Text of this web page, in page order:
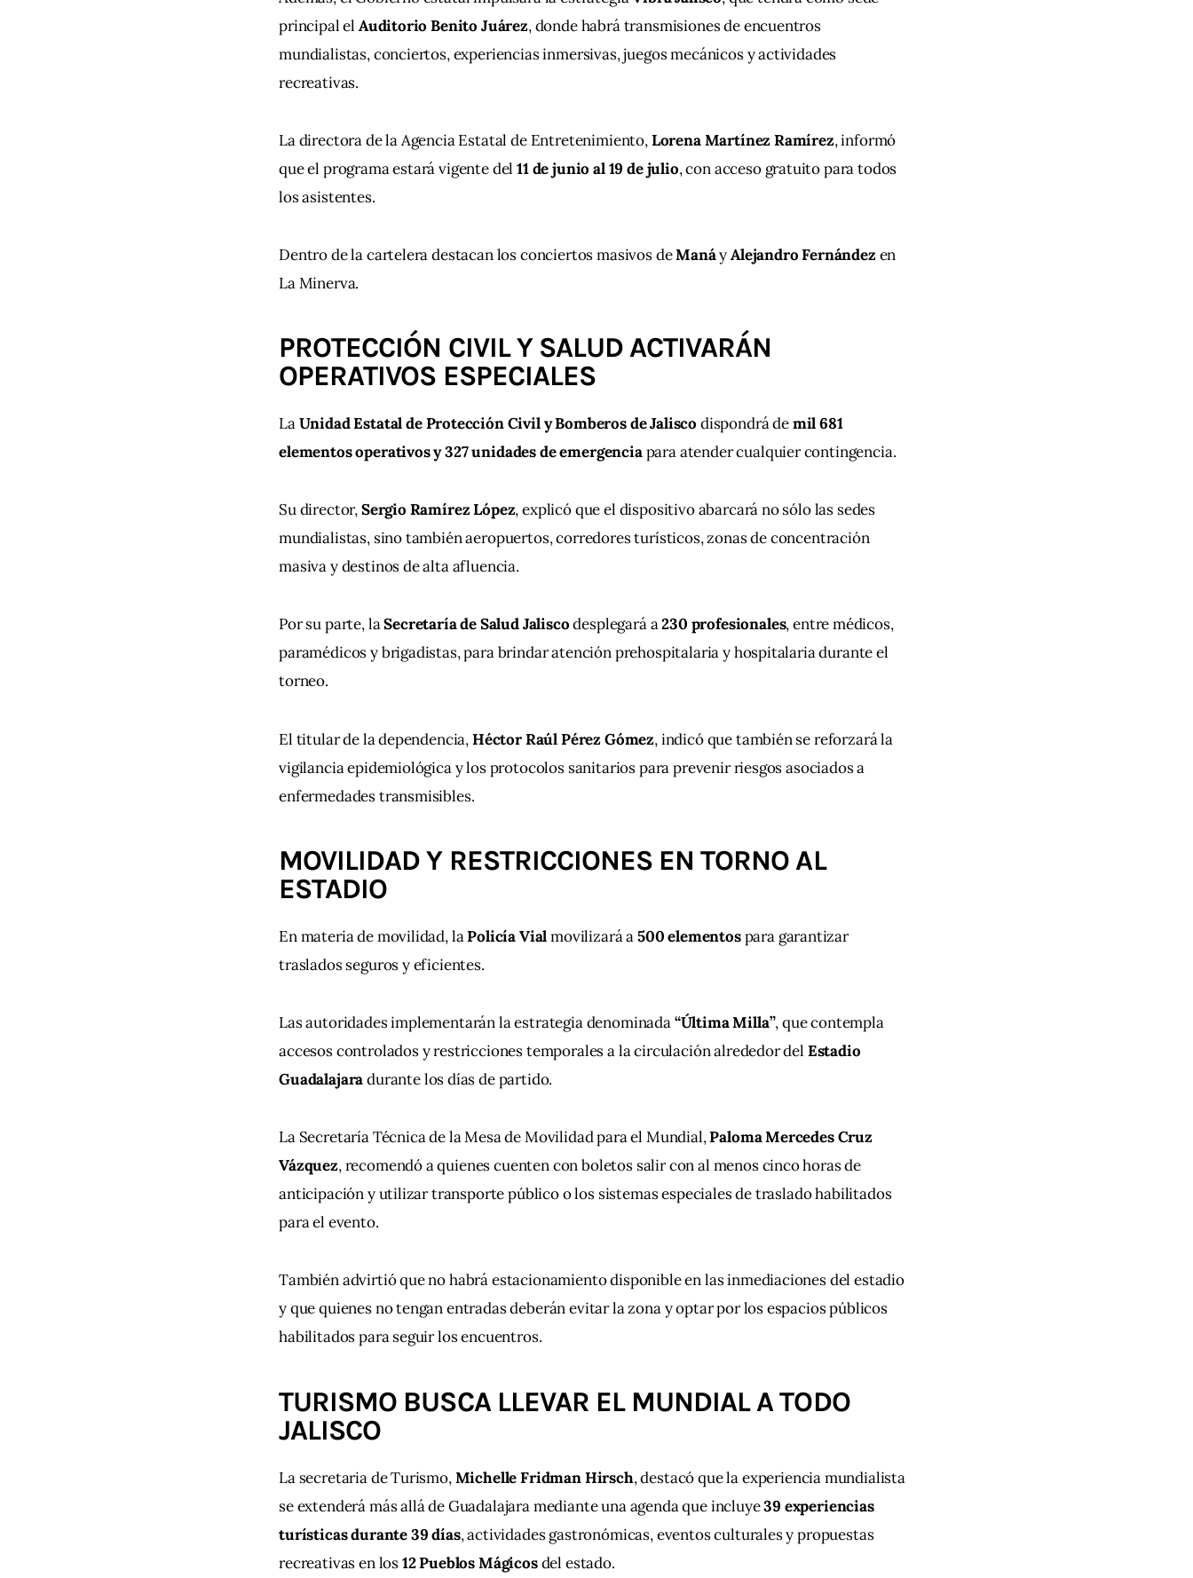
principal el Auditorio Benito Juárez, donde habrá transmisiones de encuentros
mundialistas, conciertos, experiencias inmersivas, juegos mecánicos y actividades
recreativas.
La directora de la Agencia Estatal de Entretenimiento, Lorena Martínez Ramírez, informó
que el programa estará vigente del 11 de junio al 19 de julio, con acceso gratuito para todos
los asistentes.
Dentro de la cartelera destacan los conciertos masivos de Maná y Alejandro Fernández en
La Minerva.
PROTECCIÓN CIVIL Y SALUD ACTIVARÁN
OPERATIVOS ESPECIALES
La Unidad Estatal de Protección Civil y Bomberos de Jalisco dispondrá de mil 681
elementos operativos y 327 unidades de emergencia para atender cualquier contingencia.
Su director, Sergio Ramírez López, explicó que el dispositivo abarcará no sólo las sedes
mundialistas, sino también aeropuertos, corredores turísticos, zonas de concentración
masiva y destinos de alta afluencia.
Por su parte, la Secretaría de Salud Jalisco desplegará a 230 profesionales, entre médicos,
paramédicos y brigadistas, para brindar atención prehospitalaria y hospitalaria durante el
torneo.
El titular de la dependencia, Héctor Raúl Pérez Gómez, indicó que también se reforzará la
vigilancia epidemiológica y los protocolos sanitarios para prevenir riesgos asociados a
enfermedades transmisibles.
MOVILIDAD Y RESTRICCIONES EN TORNO AL
ESTADIO
En materia de movilidad, la Policía Vial movilizará a 500 elementos para garantizar
traslados seguros y eficientes.
Las autoridades implementarán la estrategia denominada “Última Milla”, que contempla
accesos controlados y restricciones temporales a la circulación alrededor del Estadio
Guadalajara durante los días de partido.
La Secretaría Técnica de la Mesa de Movilidad para el Mundial, Paloma Mercedes Cruz
Vázquez, recomendó a quienes cuenten con boletos salir con al menos cinco horas de
anticipación y utilizar transporte público o los sistemas especiales de traslado habilitados
para el evento.
También advirtió que no habrá estacionamiento disponible en las inmediaciones del estadio
y que quienes no tengan entradas deberán evitar la zona y optar por los espacios públicos
habilitados para seguir los encuentros.
TURISMO BUSCA LLEVAR EL MUNDIAL A TODO
JALISCO
La secretaria de Turismo, Michelle Fridman Hirsch, destacó que la experiencia mundialista
se extenderá más allá de Guadalajara mediante una agenda que incluye 39 experiencias
turísticas durante 39 días, actividades gastronómicas, eventos culturales y propuestas
recreativas en los 12 Pueblos Mágicos del estado.